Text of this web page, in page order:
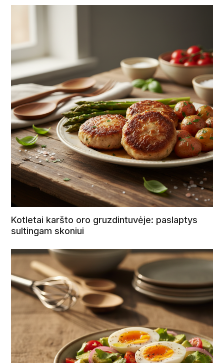
Kotletai karšto oro gruzdintuvėje: paslaptys
sultingam skoniui